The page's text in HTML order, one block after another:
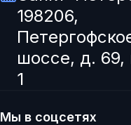
198206,
шоссе, д. 69,
1
Мы в соцсетях